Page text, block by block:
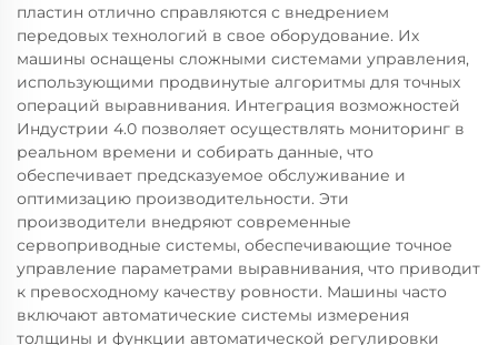
пластин отлично справляются с внедрением
передовых технологий в свое оборудование. Их
машины оснащены сложными системами управления,
использующими продвинутые алгоритмы для точных
операций выравнивания. Интеграция возможностей
Индустрии 4.0 позволяет осуществлять мониторинг в
реальном времени и собирать данные, что
обеспечивает предсказуемое обслуживание и
оптимизацию производительности. Эти
производители внедряют современные
сервоприводные системы, обеспечивающие точное
управление параметрами выравнивания, что приводит
к превосходному качеству ровности. Машины часто
включают автоматические системы измерения
толщины и функции автоматической регулировки